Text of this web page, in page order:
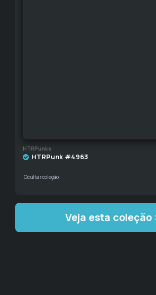
HTRPunks
HTRPunk #4963
Ocultar coleção
Veja esta coleção